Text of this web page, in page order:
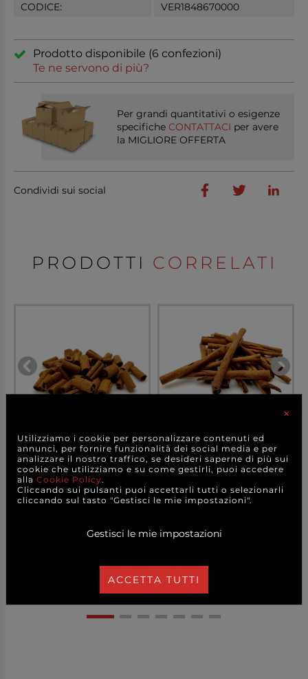
CODICE:
VER1848670000
Prodotto disponibile (6 confezioni)
Te ne servono di più?
Per grandi quantitativi o esigenze
specifiche CONTATTACI per avere
la MIGLIORE OFFERTA
Condividi sui social
PRODOTTI CORRELATI
Stecche di cannella
essiccate da 2.5 cm,...
12,50 €
DETTAGLI
Stecche di cannella
essiccate da 15 cm, ...
a partire da
DETTAGLI
×
Utilizziamo i cookie per personalizzare contenuti ed
annunci, per fornire funzionalità dei social media e per
analizzare il nostro traffico, se desideri saperne di più sui
cookie che utilizziamo e su come gestirli, puoi accedere
alla Cookie Policy.
Cliccando sui pulsanti puoi accettarli tutti o selezionarli
cliccando sul tasto "Gestisci le mie impostazioni".
Gestisci le mie impostazioni
ACCETTA TUTTI